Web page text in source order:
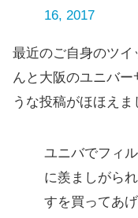
16, 2017
最近のご自身のツイ
んと大阪のユニバ
うな投稿がほほえ
ユニバでフィ
に羨ましがら
すを買ってあ